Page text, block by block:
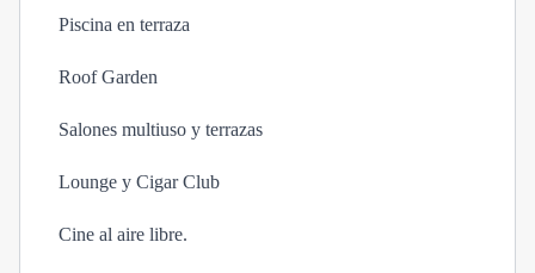
Piscina en terraza
Roof Garden
Salones multiuso y terrazas
Lounge y Cigar Club
Cine al aire libre.